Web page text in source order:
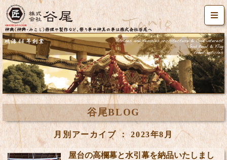
谷尾BLOG
月別アーカイブ ： 2023年8月
屋台の高欄幕と水引幕を納品いたしまし